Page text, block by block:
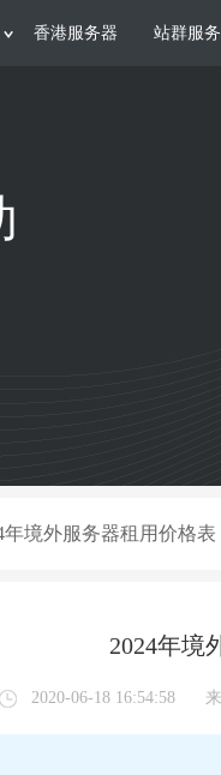
香港服务器 站群服
年境外服务器租用价格表
2024年境
2020-06-18 16:54:58